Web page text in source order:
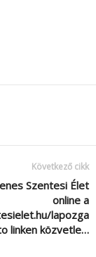
Következő cikk
Szentesi Élet
online a
lapozga
linken közvetle…